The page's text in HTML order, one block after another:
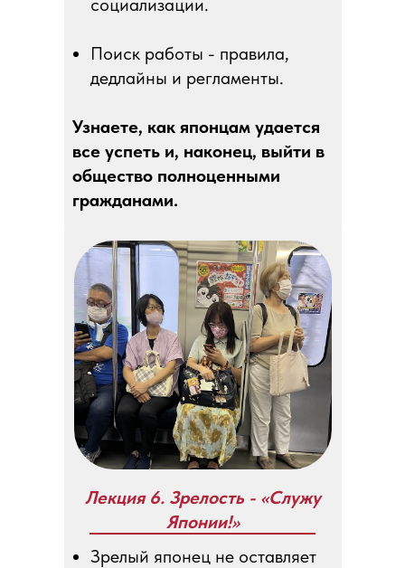
социализации.
Поиск работы - правила,
дедлайны и регламенты.
Узнаете, как японцам удается
все успеть и, наконец, выйти в
общество полноценными
гражданами.
Лекция 6. Зрелость - «Служу
Японии!»
Зрелый японец не оставляет